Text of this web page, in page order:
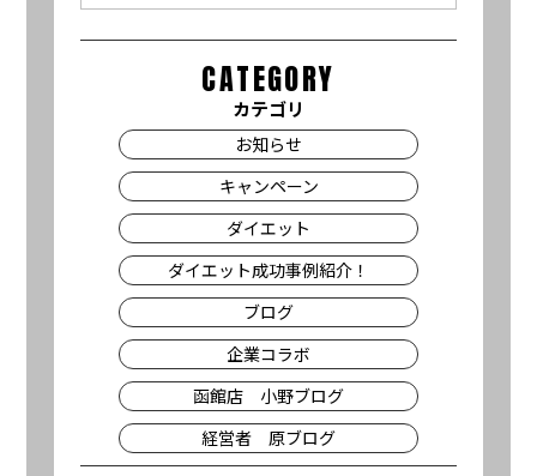
CATEGORY
カテゴリ
お知らせ
キャンペーン
ダイエット
ダイエット成功事例紹介！
ブログ
企業コラボ
函館店 小野ブログ
経営者 原ブログ